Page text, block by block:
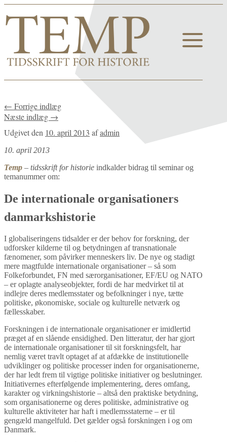
← Forrige indlæg
Næste indlæg →
Udgivet den 10. april 2013 afadmin
10. april 2013
Temp – tidsskrift for historie indkalder bidrag til seminar og
temanummer om:
De internationale organisationers
danmarkshistorie
I globaliseringens tidsalder er der behov for forskning, der
udforsker kilderne til og betydningen af transnationale
fænomener, som påvirker menneskers liv. De nye og stadigt
mere magtfulde internationale organisationer – så som
Folkeforbundet, FN med særorganisationer, EF/EU og NATO
– er oplagte analyseobjekter, fordi de har medvirket til at
indlejre deres medlemsstater og befolkninger i nye, tætte
politiske, økonomiske, sociale og kulturelle netværk og
fællesskaber.
Forskningen i de internationale organisationer er imidlertid
præget af en slående ensidighed. Den litteratur, der har gjort
de internationale organisationer til sit forskningsfelt, har
nemlig været travlt optaget af at afdække de institutionelle
udviklinger og politiske processer inden for organisationerne,
der har ledt frem til vigtige politiske initiativer og beslutninger.
Initiativernes efterfølgende implementering, deres omfang,
karakter og virkningshistorie – altså den praktiske betydning,
som organisationerne og deres politiske, administrative og
kulturelle aktiviteter har haft i medlemsstaterne – er til
gengæld mangelfuld. Det gælder også forskningen i og om
Danmark.